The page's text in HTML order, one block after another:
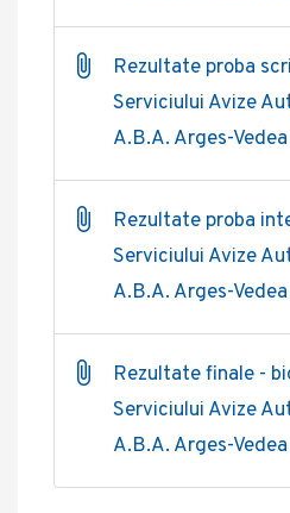
Rezultate proba
Serviciului Avize
A.B.A. Arges-Vedea
Rezultate proba
Serviciului Avize
A.B.A. Arges-Vedea
Rezultate finale -
Serviciului Avize
A.B.A. Arges-Vedea